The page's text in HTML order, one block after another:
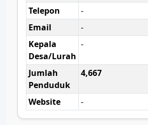
Telepon
-
Email
-
Kepala
Desa/Lurah
-
Jumlah
Penduduk
4,667
Website -